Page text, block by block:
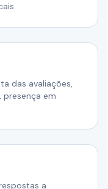
das avaliações,
em
a